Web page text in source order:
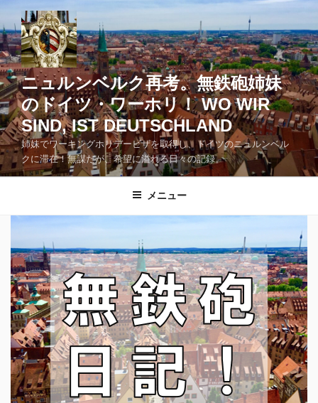
コ
ン
テ
ン
ツ
へ
ス
キ
ッ
プ
ニュルンベルク再考。無鉄砲姉妹
のドイツ・ワーホリ！ WO WIR
SIND, IST DEUTSCHLAND
姉妹でワーキングホリデービザを取得し、ドイツのニュルンベル
クに滞在！無謀だが、希望に溢れる日々の記録。
メニュー